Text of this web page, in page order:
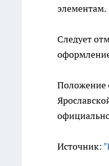
элементам.
Следует
Положение
Источник: